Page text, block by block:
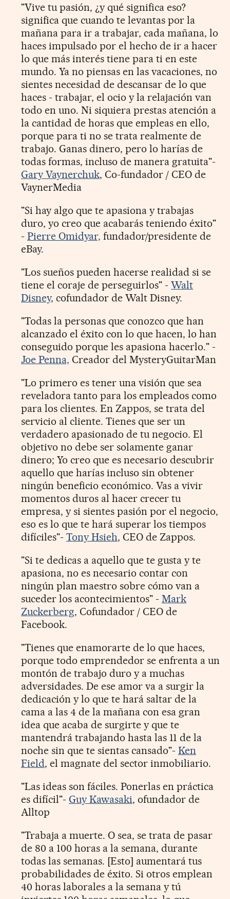
"Vive tu pasión, ¿y qué significa eso?
significa que cuando te levantas por la
mañana para ir a trabajar, cada mañana, lo
haces impulsado por el hecho de ir a hacer
lo que más interés tiene para ti en este
mundo. Ya no piensas en las vacaciones, no
sientes necesidad de descansar de lo que
haces - trabajar, el ocio y la relajación van
todo en uno. Ni siquiera prestas atención a
la cantidad de horas que empleas en ello,
porque para ti no se trata realmente de
trabajo. Ganas dinero, pero lo harías de
todas formas, incluso de manera gratuita"-
Gary Vaynerchuk, Co-fundador / CEO de
VaynerMedia
"Si hay algo que te apasiona y trabajas
duro, yo creo que acabarás teniendo éxito"
- Pierre Omidyar, fundador/presidente de
eBay.
"Los sueños pueden hacerse realidad si se
tiene el coraje de perseguirlos" - Walt
Disney, cofundador de Walt Disney.
"Todas la personas que conozco que han
alcanzado el éxito con lo que hacen, lo han
conseguido porque les apasiona hacerlo." -
Joe Penna, Creador del MysteryGuitarMan
"Lo primero es tener una visión que sea
reveladora tanto para los empleados como
para los clientes. En Zappos, se trata del
servicio al cliente. Tienes que ser un
verdadero apasionado de tu negocio. El
objetivo no debe ser solamente ganar
dinero; Yo creo que es necesario descubrir
aquello que harías incluso sin obtener
ningún beneficio económico. Vas a vivir
momentos duros al hacer crecer tu
empresa, y si sientes pasión por el negocio,
eso es lo que te hará superar los tiempos
difíciles"- Tony Hsieh, CEO de Zappos.
"Si te dedicas a aquello que te gusta y te
apasiona, no es necesario contar con
ningún plan maestro sobre cómo van a
suceder los acontecimientos" - Mark
Zuckerberg, Cofundador / CEO de
Facebook.
"Tienes que enamorarte de lo que haces,
porque todo emprendedor se enfrenta a un
montón de trabajo duro y a muchas
adversidades. De ese amor va a surgir la
dedicación y lo que te hará saltar de la
cama a las 4 de la mañana con esa gran
idea que acaba de surgirte y que te
mantendrá trabajando hasta las 11 de la
noche sin que te sientas cansado"- Ken
Field, el magnate del sector inmobiliario.
"Las ideas son fáciles. Ponerlas en práctica
es difícil"- Guy Kawasaki, ofundador de
Alltop
"Trabaja a muerte. O sea, se trata de pasar
de 80 a 100 horas a la semana, durante
todas las semanas. [Esto] aumentará tus
probabilidades de éxito. Si otros emplean
40 horas laborales a la semana y tú